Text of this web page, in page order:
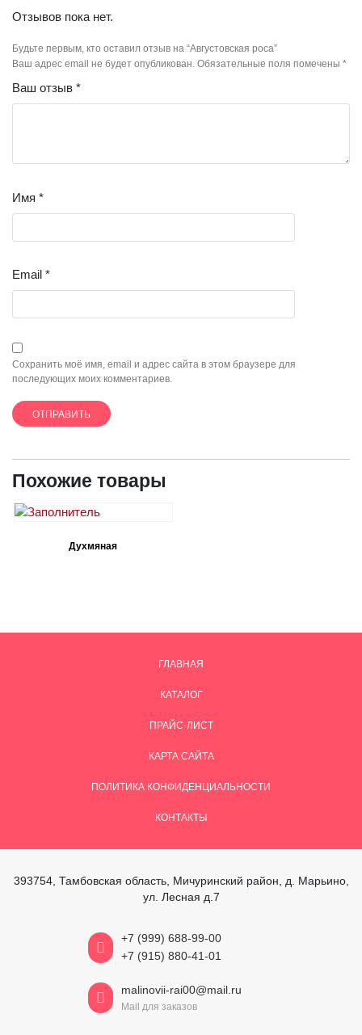
Отзывов пока нет.
Будьте первым, кто оставил отзыв на “Августовская роса”
Ваш адрес email не будет опубликован. Обязательные поля помечены *
Ваш отзыв *
Имя *
Email *
Сохранить моё имя, email и адрес сайта в этом браузере для
последующих моих комментариев.
Похожие товары
Духмяная
ГЛАВНАЯ
КАТАЛОГ
ПРАЙС-ЛИСТ
КАРТА САЙТА
ПОЛИТИКА КОНФИДЕНЦИАЛЬНОСТИ
КОНТАКТЫ
393754, Тамбовская область, Мичуринский район, д. Марьино,
ул. Лесная д.7
+7 (999) 688-99-00
+7 (915) 880-41-01
malinovii-rai00@mail.ru
Mail для заказов